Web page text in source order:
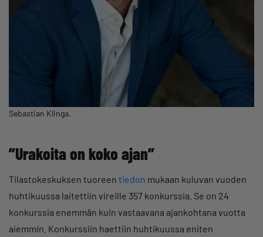
Sebastian Klinga.
”Urakoita on koko ajan”
Tilastokeskuksen tuoreen tiedon mukaan kuluvan vuoden
huhtikuussa laitettiin vireille 357 konkurssia. Se on 24
konkurssia enemmän kuin vastaavana ajankohtana vuotta
aiemmin. Konkurssiin haettiin huhtikuussa eniten